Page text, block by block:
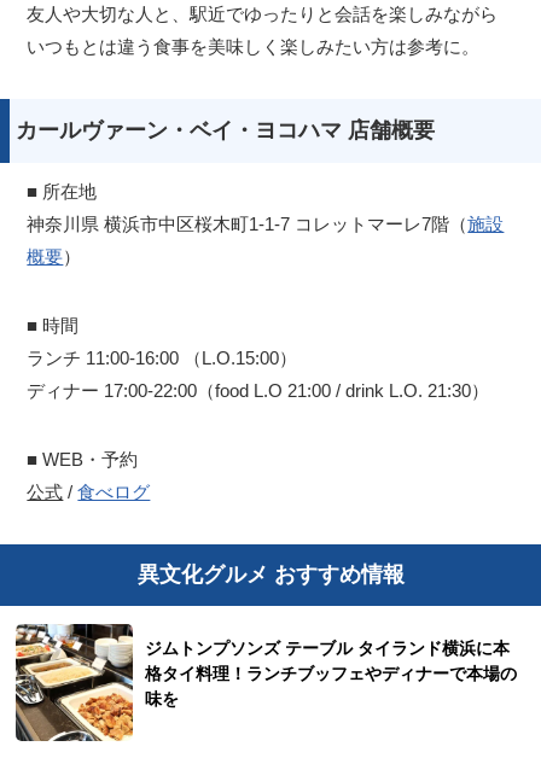
友人や大切な人と、駅近でゆったりと会話を楽しみながら
いつもとは違う食事を美味しく楽しみたい方は参考に。
カールヴァーン・ベイ・ヨコハマ 店舗概要
■ 所在地
神奈川県 横浜市中区桜木町1-1-7 コレットマーレ7階（施設
概要）
■ 時間
ランチ 11:00-16:00 （L.O.15:00）
ディナー 17:00-22:00（food L.O 21:00 / drink L.O. 21:30）
■ WEB・予約
公式 /食べログ
異文化グルメ おすすめ情報
ジムトンプソンズ テーブル タイランド横浜に本
格タイ料理！ランチブッフェやディナーで本場の
味を